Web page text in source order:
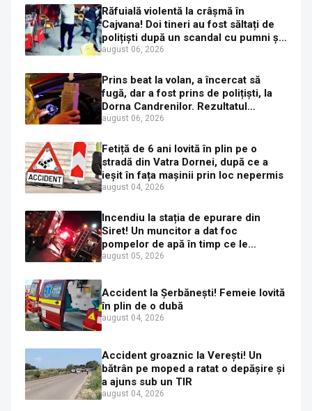
Răfuială violentă la crâșmă în
Cajvana! Doi tineri au fost săltați de
polițiști după un scandal cu pumni și
mașini distruse
august 06, 2026
Prins beat la volan, a încercat să
fugă, dar a fost prins de polițiști, la
Dorna Candrenilor. Rezultatul
etilotestului: 1,59 mg/l alcool pur în
august 06, 2026
Fetiță de 6 ani lovită în plin pe o
stradă din Vatra Dornei, după ce a
ieșit în fața mașinii prin loc nepermis
august 04, 2026
Incendiu la stația de epurare din
Siret! Un muncitor a dat foc
pompelor de apă în timp ce le
alimenta cu combustibil
august 05, 2026
Accident la Șerbănești! Femeie lovită
în plin de o dubă
august 04, 2026
Accident groaznic la Verești! Un
bătrân pe moped a ratat o depășire și
a ajuns sub un TIR
august 04, 2026